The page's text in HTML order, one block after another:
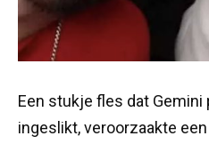
Een stukje fles dat Gemini
ingeslikt, veroorzaakte